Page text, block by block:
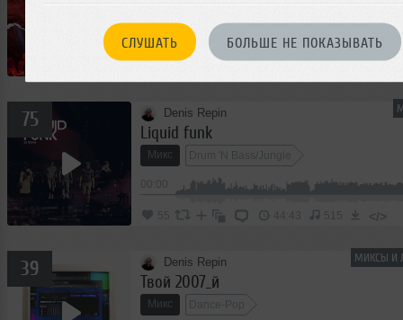
СЛУШАТЬ БОЛЬШЕ НЕ ПОКАЗЫВАТЬ
00:00
75 Denis Repin
Liquid funk
Микс Drum 'N Bass/Jungle
55 44:43 515 </>
МИКСЫ И
39 Denis Repin
Твой 2007_й
Микс Dance-Pop